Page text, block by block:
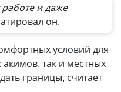
и даже
он.
условий для
так и местных
границы, считает